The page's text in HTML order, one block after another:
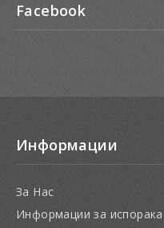
Facebook
Информации
За Нас
Информации за испорака